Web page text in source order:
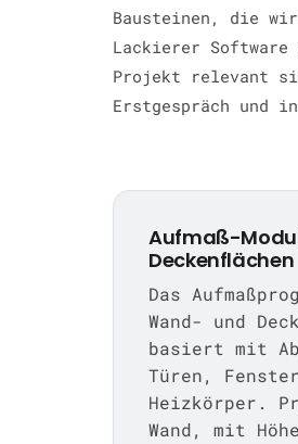
Bausteinen, die
Lackierer
Projekt relevant
Erstgespräch und
Aufmaß-
Deckenflächen
Das
Wand- und
basiert mit
Türen,
Heizkörper.
Wand, mit